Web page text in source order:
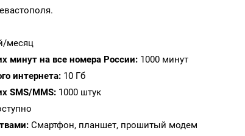
месяц
минут на все номера России: 1000 минут
интернета: 10 Гб
SMS/MMS: 1000 штук
Смартфон, планшет, прошитый модем